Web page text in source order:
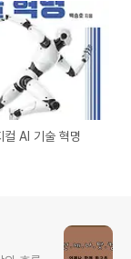
컬 AI 기술 혁명